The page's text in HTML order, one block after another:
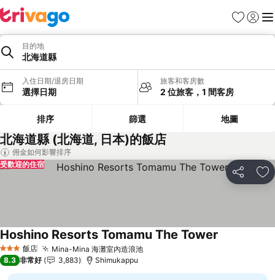
我的最愛
登入 選
目的地
北海道縣
入住日期/退房日期
選擇日期
旅客和客房數
2 位旅客，1 間客房
排序 篩選 地圖
北海道縣 (北海道, 日本)的飯店
佣金如何影響排序
分享 加
受歡迎的住宿
3 星級 飯店 Mina-Mina 海灘室內造浪池查看價格
Hoshino Resorts Tomamu The Tower
8.3 非常好 3,883 Shimukappu